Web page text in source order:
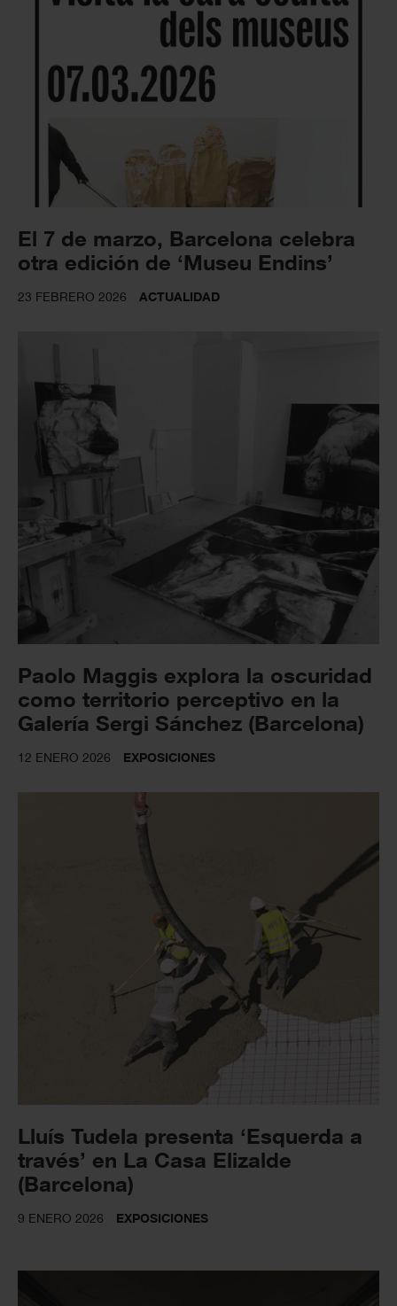
El 7 de marzo, Barcelona celebra
otra edición de ‘Museu Endins’
23 FEBRERO 2026 ACTUALIDAD
Paolo Maggis explora la oscuridad
como territorio perceptivo en la
Galería Sergi Sánchez (Barcelona)
12 ENERO 2026 EXPOSICIONES
Lluís Tudela presenta ‘Esquerda a
través’ en La Casa Elizalde
(Barcelona)
9 ENERO 2026 EXPOSICIONES